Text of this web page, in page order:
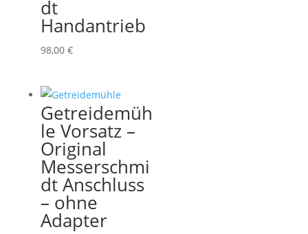
dt
Handantrieb
98,00 €
Getreidemüh
le Vorsatz –
Original
Messerschmi
dt Anschluss
– ohne
Adapter